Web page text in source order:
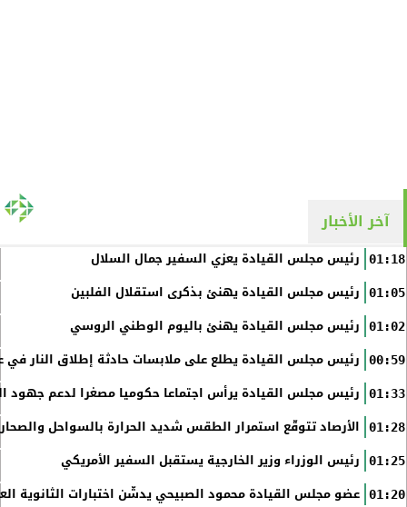
آخر الأخبار
01:18 رئيس مجلس القيادة يعزي السفير جمال السلال
01:05 رئيس مجلس القيادة يهنئ بذكرى استقلال الفلبين
01:02 رئيس مجلس القيادة يهنئ باليوم الوطني الروسي
00:59 رئيس مجلس القيادة يطلع على ملابسات حادثة إطلاق النار في
01:33 رئيس مجلس القيادة يرأس اجتماعا حكوميا مصغرا لدعم جهود
01:28 الأرصاد تتوقّع استمرار الطقس شديد الحرارة بالسواحل
01:25 رئيس الوزراء وزير الخارجية يستقبل السفير الأمريكي
01:20 عضو مجلس القيادة محمود الصبيحي يدشّن اختبارات الثانوية